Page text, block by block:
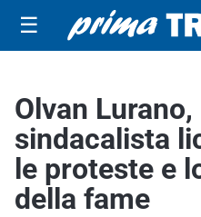
☰
Olvan
sindacalista
le proteste e
della fame